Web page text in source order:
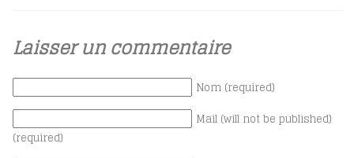
Laisser un commentaire
Nom (required)
Mail (will not be published)
(required)